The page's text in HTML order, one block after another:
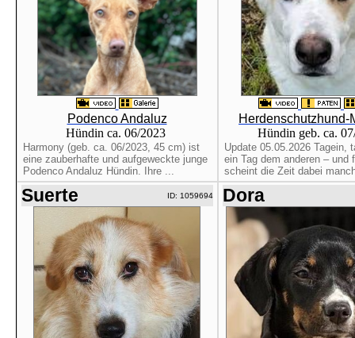
Podenco Andaluz
Hündin ca. 06/2023
Harmony (geb. ca. 06/2023, 45 cm) ist
eine zauberhafte und aufgeweckte junge
Podenco Andaluz Hündin. Ihre ...
Herdenschutzhund-
Hündin geb. ca.
Update 05.05.2026 Tagein,
ein Tag dem anderen – und
scheint die Zeit dabei
Suerte ID: 1059694 Dora